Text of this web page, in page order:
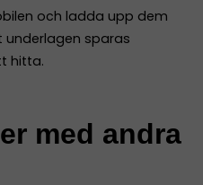
och ladda upp dem
underlagen sparas
hitta.
med andra